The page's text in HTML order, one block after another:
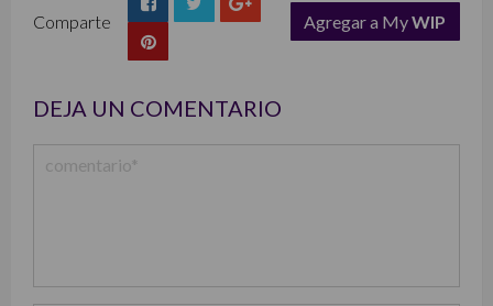
Comparte Agregar a MyWIP
DEJA UN COMENTARIO